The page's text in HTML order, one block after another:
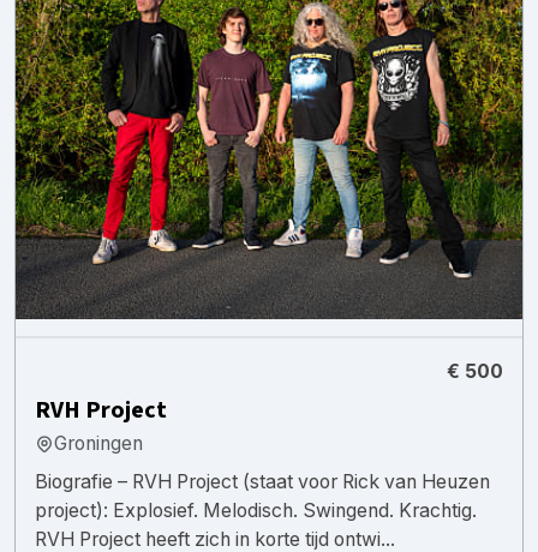
€ 500
RVH Project
Groningen
Biografie – RVH Project (staat voor Rick van Heuzen
project): Explosief. Melodisch. Swingend. Krachtig.
RVH Project heeft zich in korte tijd ontwi...